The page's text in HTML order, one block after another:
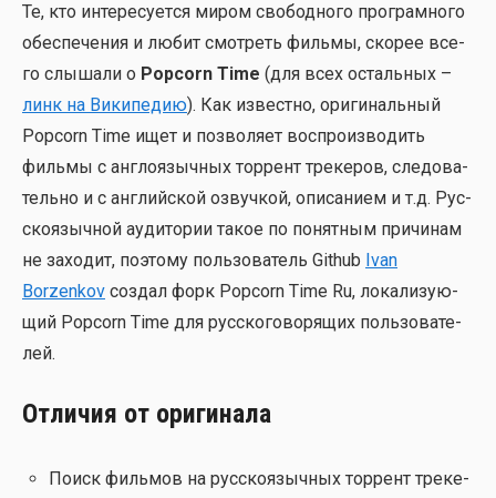
Те, кто инте­ре­су­ет­ся миром сво­бод­но­го про­грам­но­го
обес­пе­че­ния и любит смот­реть филь­мы, ско­рее все­
го слы­ша­ли о Popcorn Time (для всех осталь­ных –
линк на Вики­пе­дию). Как извест­но, ори­ги­наль­ный
Popcorn Time ищет и поз­во­ля­ет вос­про­из­во­дить
филь­мы с англо­языч­ных тор­рент тре­ке­ров, сле­до­ва­
тель­но и с англий­ской озвуч­кой, опи­са­ни­ем и т.д. Рус­
ско­языч­ной ауди­то­рии такое по понят­ным при­чи­нам
не захо­дит, поэто­му поль­зо­ва­тель Github Ivan
Borzenkov создал форк Popcorn Time Ru, лока­ли­зу­ю­
щий Popcorn Time для рус­ско­го­во­ря­щих поль­зо­ва­те­
лей.
Отличия от оригинала
Поиск филь­мов на рус­ско­языч­ных тор­рент тре­ке­